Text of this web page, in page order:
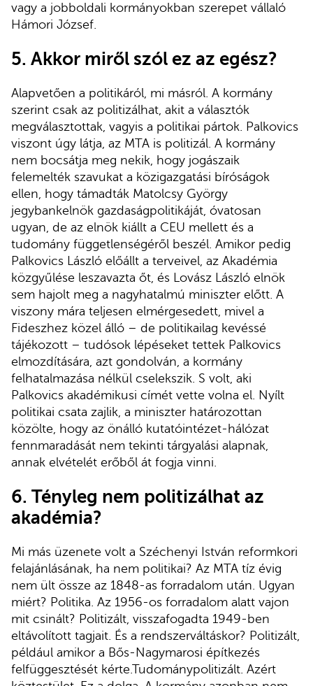
vagy a jobboldali kormányokban szerepet vállaló
Hámori József.
5. Akkor miről szól ez az egész?
Alapvetően a politikáról, mi másról. A kormány
szerint csak az politizálhat, akit a választók
megválasztottak, vagyis a politikai pártok. Palkovics
viszont úgy látja, az MTA is politizál. A kormány
nem bocsátja meg nekik, hogy jogászaik
felemelték szavukat a közigazgatási bíróságok
ellen, hogy támadták Matolcsy György
jegybankelnök gazdaságpolitikáját, óvatosan
ugyan, de az elnök kiállt a CEU mellett és a
tudomány függetlenségéről beszél. Amikor pedig
Palkovics László előállt a terveivel, az Akadémia
közgyűlése leszavazta őt, és Lovász László elnök
sem hajolt meg a nagyhatalmú miniszter előtt. A
viszony mára teljesen elmérgesedett, mivel a
Fideszhez közel álló – de politikailag kevéssé
tájékozott – tudósok lépéseket tettek Palkovics
elmozdítására, azt gondolván, a kormány
felhatalmazása nélkül cselekszik. S volt, aki
Palkovics akadémikusi címét vette volna el. Nyílt
politikai csata zajlik, a miniszter határozottan
közölte, hogy az önálló kutatóintézet-hálózat
fennmaradását nem tekinti tárgyalási alapnak,
annak elvételét erőből át fogja vinni.
6. Tényleg nem politizálhat az
akadémia?
Mi más üzenete volt a Széchenyi István reformkori
felajánlásának, ha nem politikai? Az MTA tíz évig
nem ült össze az 1848-as forradalom után. Ugyan
miért? Politika. Az 1956-os forradalom alatt vajon
mit csinált? Politizált, visszafogadta 1949-ben
eltávolított tagjait. És a rendszerváltáskor? Politizált,
például amikor a Bős-Nagymarosi építkezés
felfüggesztését kérte.Tudománypolitizált. Azért